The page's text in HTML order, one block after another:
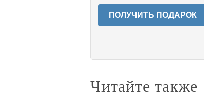
ПОЛУЧИТЬ ПОДАРОК
Читайте также